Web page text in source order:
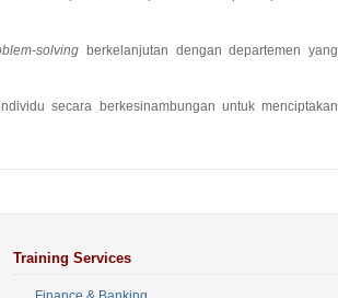
solving berkelanjutan dengan departemen yang
secara berkesinambungan untuk menciptakan
Training Services